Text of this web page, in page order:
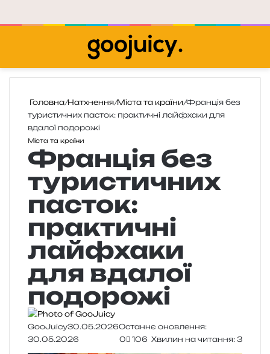
Головна/Натхнення/Міста та країни/Франція без
туристичних пасток: практичні лайфхаки для
вдалої подорожі
Міста та країни
Франція без
туристичних
пасток:
практичні
лайфхаки
для вдалої
подорожі
GooJuicy30.05.2026Останнє оновлення:
30.05.2026
0 106 Хвилин на читання: 3